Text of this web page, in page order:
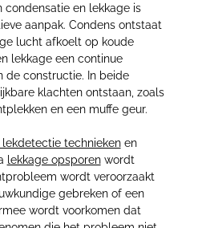
condensatie en lekkage is
aanpak. Condens ontstaat
lucht afkoelt op koude
lekkage een continue
de constructie. In beide
klachten ontstaan, zoals
en een muffe geur.
techniekenen
lekkage opsporenwordt
wordt veroorzaakt
gebreken of een
wordt voorkomen dat